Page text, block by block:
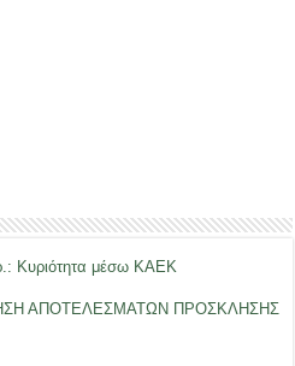
Κυριότητα μέσω ΚΑΕΚ
ΑΠΟΤΕΛΕΣΜΑΤΩΝ ΠΡΟΣΚΛΗΣΗΣ